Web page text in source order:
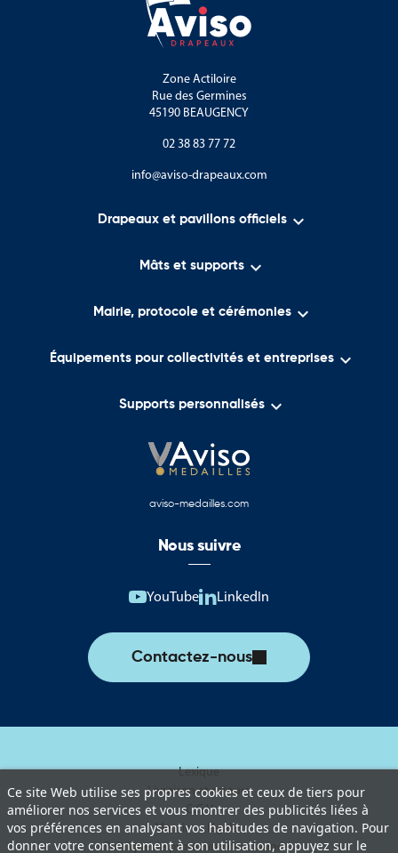
Zone Actiloire
Rue des Germines
45190 BEAUGENCY
02 38 83 77 72
info@aviso-drapeaux.com
Drapeaux et pavillons officiels 
Mâts et supports 
Mairie, protocole et cérémonies 
Équipements pour collectivités et entreprises 
Supports personnalisés 
Ce site Web utilise ses propres cookies et ceux de tiers pour
améliorer nos services et vous montrer des publicités liées à
vos préférences en analysant vos habitudes de navigation. Pour
donner votre consentement à son utilisation, appuyez sur le
aviso-medailles.com
Nous suivre
YouTube LinkedIn
Contactez-nous
Lexique
Livraison et retours
C.G.V
Mentions légales
Politique de protection des données